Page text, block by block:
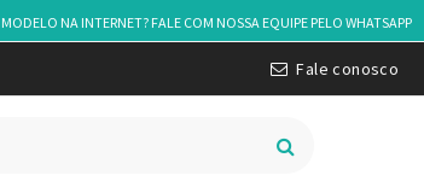
NA INTERNET? FALE COM NOSSA EQUIPE PELO WHATSAPP
Fale conosco